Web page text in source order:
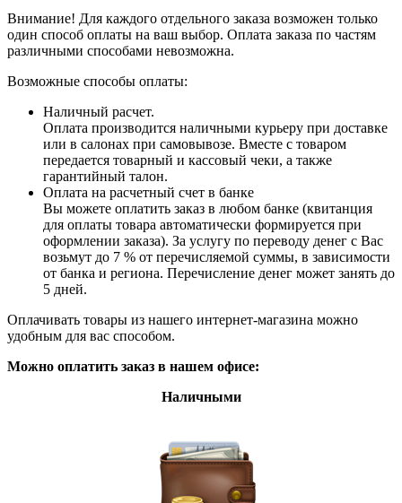
Внимание! Для каждого отдельного заказа возможен только
один способ оплаты на ваш выбор. Оплата заказа по частям
различными способами невозможна.
Возможные способы оплаты:
Наличный расчет.
Оплата производится наличными курьеру при доставке
или в салонах при самовывозе. Вместе с товаром
передается товарный и кассовый чеки, а также
гарантийный талон.
Оплата на расчетный счет в банке
Вы можете оплатить заказ в любом банке (квитанция
для оплаты товара автоматически формируется при
оформлении заказа). За услугу по переводу денег с Вас
возьмут до 7 % от перечисляемой суммы, в зависимости
от банка и региона. Перечисление денег может занять до
5 дней.
Оплачивать товары из нашего интернет-магазина можно
удобным для вас способом.
Можно оплатить заказ в нашем офисе:
Наличными